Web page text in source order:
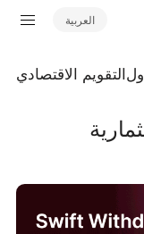
العربية
التقويم الاقتصادي